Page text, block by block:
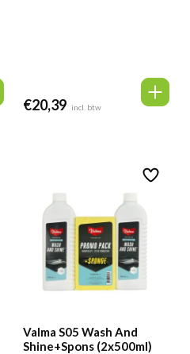
€20,39 incl. btw
Valma S05 Wash And
Shine+Spons (2x500ml)